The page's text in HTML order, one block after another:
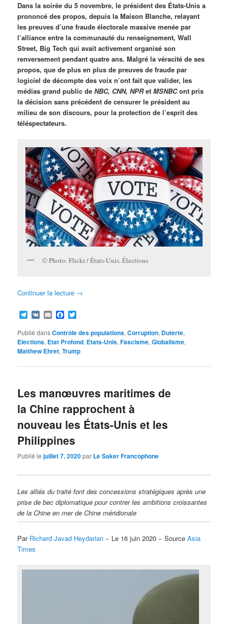
Dans la soirée du 5 novembre, le président des États-Unis a
prononcé des propos, depuis la Maison Blanche, relayant
les preuves d’une fraude électorale massive menée par
l’alliance entre la communauté du renseignement, Wall
Street, Big Tech qui avait activement organisé son
renversement pendant quatre ans. Malgré la véracité de ses
propos, que de plus en plus de preuves de fraude par
logiciel de décompte des voix n’ont fait que valider, les
médias grand public deNBC, CNN, NPRetMSNBCont pris
la décision sans précédent de censurer le président au
milieu de son discours, pour la protection de l’esprit des
téléspectateurs.
© Photo: Flickr / États-Unis. Élections
Continuer la lecture →
Telegram
VK EmailFacebook
Publié dansContrôle des populations,Corruption, Duterte,
Elections, Etat Profond, Etats-Unis,Fascisme,Globalisme,
Matthew Ehret,Trump
Les manœuvres maritimes de
la Chine rapprochent à
nouveau les États-Unis et les
Philippines
Publié lejuillet 7, 2020par Le Saker Francophone
Les alliés du traité font des concessions stratégiques après une
prise de bec diplomatique pour contrer les ambitions croissantes
de la Chine en mer de Chine méridionale
Par Richard Javad Heydarian − Le 16 juin 2020 − Source Asia
Times